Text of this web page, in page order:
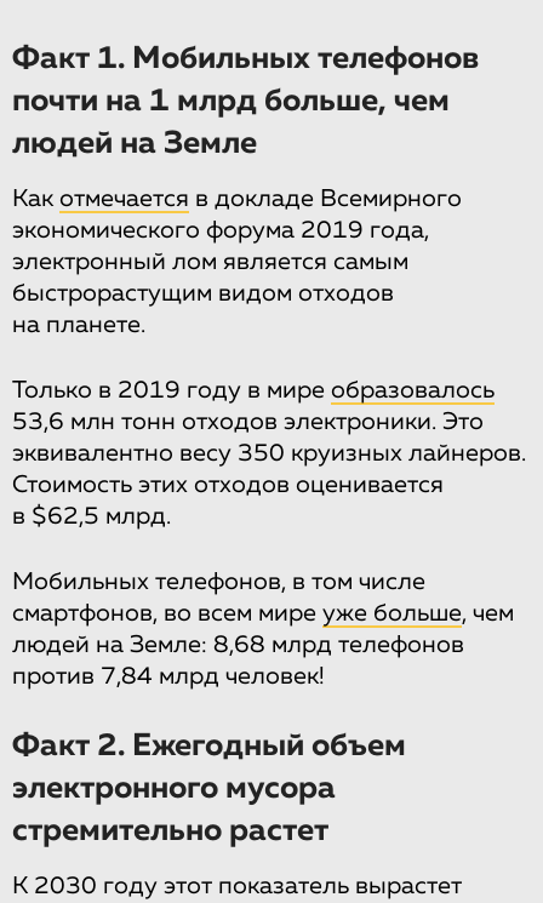
Факт 1. Мобильных телефонов
почти на 1 млрд больше, чем
людей на Земле
Как отмечается в докладе Всемирного
экономического форума 2019 года,
электронный лом является самым
быстрорастущим видом отходов
на планете.
Только в 2019 году в мире образовалось
53,6 млн тонн отходов электроники. Это
эквивалентно весу 350 круизных лайнеров.
Стоимость этих отходов оценивается
в $62,5 млрд.
Мобильных телефонов, в том числе
смартфонов, во всем мире уже больше, чем
людей на Земле: 8,68 млрд телефонов
против 7,84 млрд человек!
Факт 2. Ежегодный объем
электронного мусора
стремительно растет
К 2030 году этот показатель вырастет